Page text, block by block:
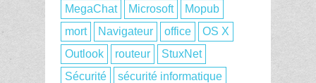
MegaChat
Microsoft
Mopub
mort
Navigateur office
OS X
Outlook
routeur
StuxNet
Sécurité
sécurité informatique